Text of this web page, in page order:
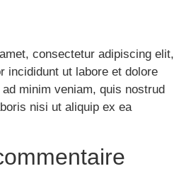
consectetur adipiscing elit,
incididunt ut labore et dolore
minim veniam, quis nostrud
nisi ut aliquip ex ea